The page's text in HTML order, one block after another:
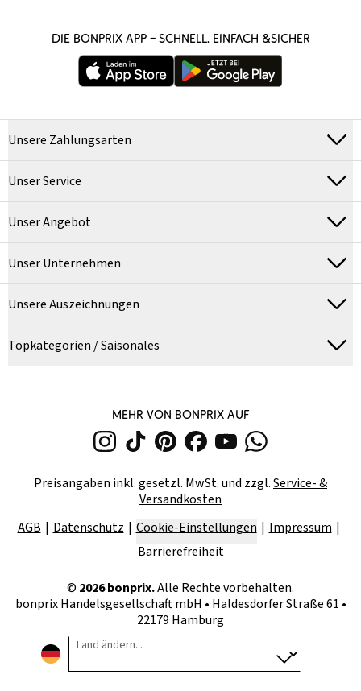
DIE BONPRIX APP – SCHNELL, EINFACH &SICHER
Unsere Zahlungsarten
Unser Service
Unser Angebot
Unser Unternehmen
Unsere Auszeichnungen
Topkategorien / Saisonales
MEHR VON BONPRIX AUF
Preisangaben inkl. gesetzl. MwSt. und zzgl.Service- &
Versandkosten
AGB
Datenschutz Cookie-Einstellungen
Impressum
Barrierefreiheit
© 2026bonprix.Alle Rechte vorbehalten.
bonprix Handelsgesellschaft mbH • Haldesdorfer Straße 61 •
22179 Hamburg
Land ändern...